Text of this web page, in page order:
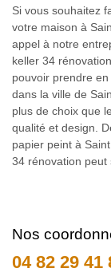
Si vous souhaitez
votre maison à
appel à notre
keller 34
pouvoir prendre
dans la ville de
plus de choix que
qualité et design.
papier peint à
34 rénovation peut
Nos
04 82 29 41